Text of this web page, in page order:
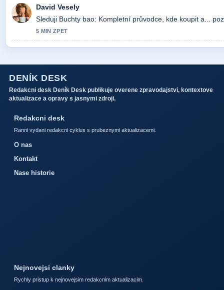
David Vesely
Sleduji Buchty bao: Kompletní průvodce, kde koupit a...
5 MIN ZPET
DENÍK DESK
Redakcni desk Deník Desk publikuje overene zpravodajstvi, kontextove
aktualizace a opravy s jasnymi zdroji.
Redakcni desk
Ranni vydani redakcni cyklus s prubeznymi aktualizacemi.
O nas
Kontakt
Nase historie
Nejnovejsi clanky
Rychly pristup k nejnovejsim redakcnim aktualizacim.